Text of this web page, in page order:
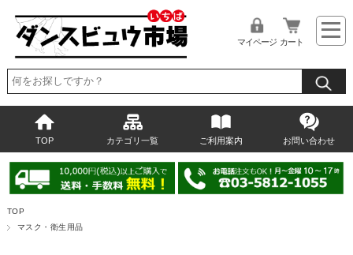
マイページ カート
TOP カテゴリ一覧 ご利用案内 お問い合わせ
TOP
マスク・衛生用品